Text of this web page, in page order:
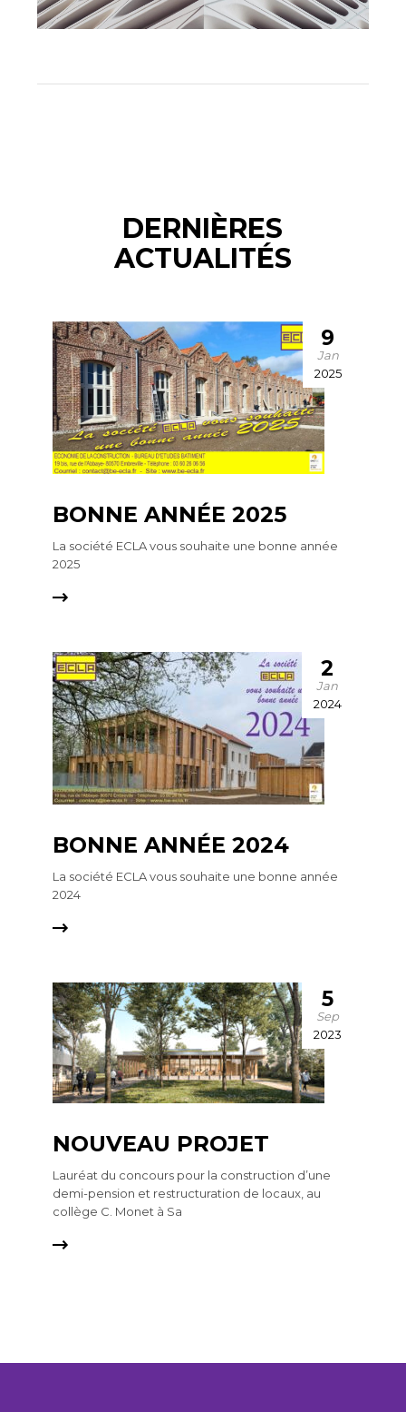
DERNIÈRES
ACTUALITÉS
9
Jan
2025
BONNE ANNÉE 2025
La société ECLA vous souhaite une bonne année
2025
2
Jan
2024
BONNE ANNÉE 2024
La société ECLA vous souhaite une bonne année
2024
5
Sep
2023
NOUVEAU PROJET
Lauréat du concours pour la construction d’une
demi-pension et restructuration de locaux, au
collège C. Monet à Sa